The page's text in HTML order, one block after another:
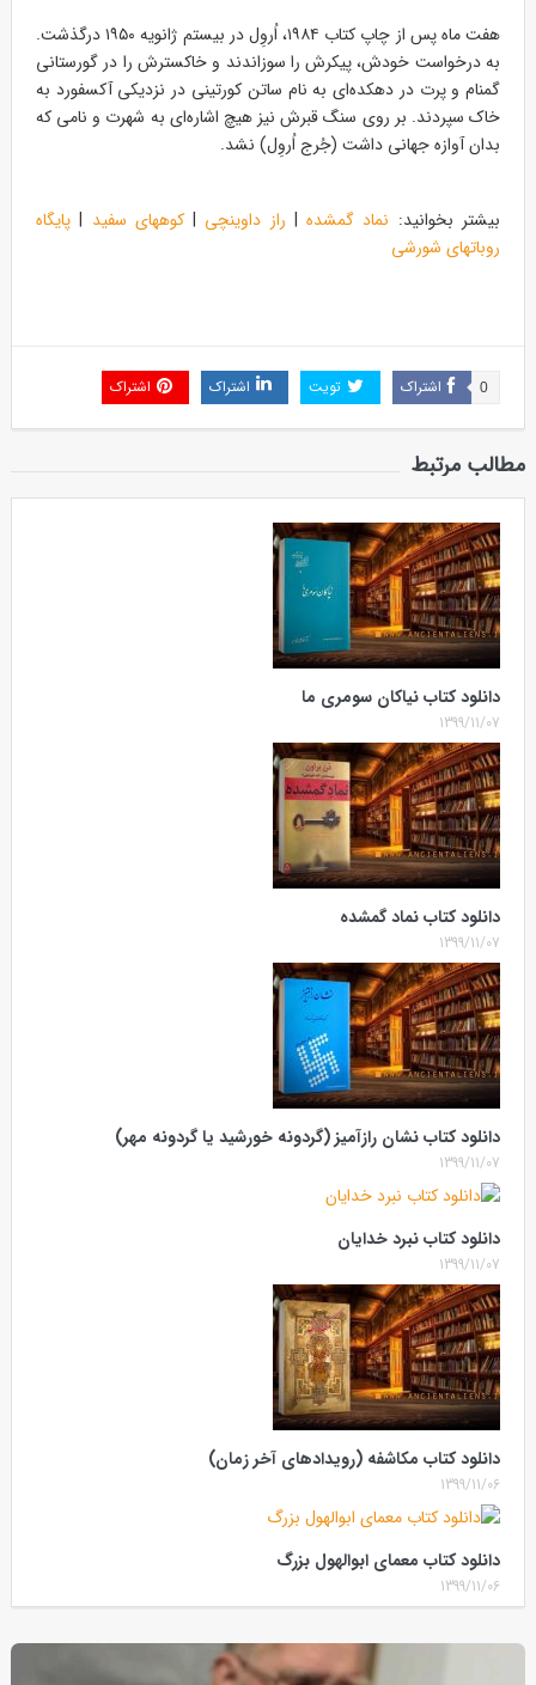
هفت ماه پس از چاپ کتاب ۱۹۸۴، اُروِل در بیستم ژانویه ۱۹۵۰ درگذشت.
به درخواست خودش، پیکرش را سوزاندند و خاکسترش را در گورستانی
گمنام و پرت در دهکده‌ای به نام ساتن کورتینی در نزدیکی آکسفورد به
خاک سپردند. بر روی سنگ قبرش نیز هیچ اشاره‌ای به شهرت و نامی که
بدان آوازه جهانی داشت (جُرج اُروِل) نشد.
بیشتر بخوانید: نماد گمشده| راز داوینچی |کوههای سفید |پایگاه
روباتهای شورشی
اشتراک 0 تویت اشتراک اشتراک
مطالب مرتبط
دانلود کتاب نیاکان سومری ما
1399/11/07
دانلود کتاب نماد گمشده
1399/11/07
دانلود کتاب نشان رازآمیز (گردونه خورشید یا گردونه مهر)
1399/11/07
دانلود کتاب نبرد خدایان
1399/11/07
دانلود کتاب مکاشفه (رویدادهای آخر زمان)
1399/11/06
دانلود کتاب معمای ابوالهول بزرگ
1399/11/06